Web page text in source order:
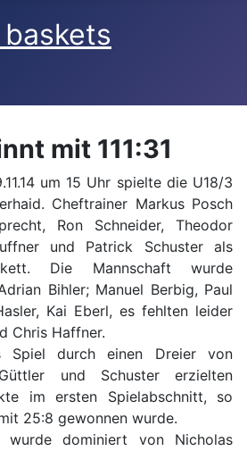
mit 111:31
um 15 Uhr spielte die U18/3
Cheftrainer Markus Posch
Ron Schneider, Theodor
und Patrick Schuster als
Die Mannschaft wurde
Bihler; Manuel Berbig, Paul
Kai Eberl, es fehlten leider
Chris Haffner.
Spiel durch einen Dreier von
und Schuster erzielten
im ersten Spielabschnitt, so
25:8 gewonnen wurde.
dominiert von Nicholas